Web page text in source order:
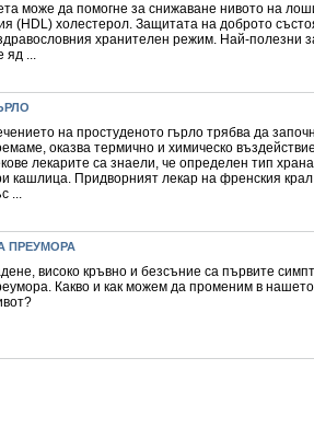
може да помогне за снижаване нивото на
(HDL) холестерол. Защитата на доброто
хранителен режим. Най-полезни
яд ...
на простуденото гърло трябва да
оказва термично и химическо
лекарите са знаели, че определен тип
кашлица. Придворният лекар на френския
...
ПРЕУМОРА
високо кръвно и безсъние са първите
Какво и как можем да променим в